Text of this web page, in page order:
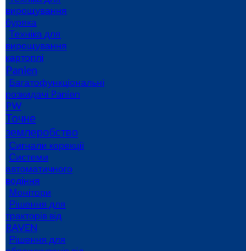
вирощування
буряка
Техніка для
вирощування
картоплі
Panien
Багатофункціональні
розкидачі Panien
PW
Точне
землеробство
Сигнали корекції
Системи
автоматичного
водіння
Монітори
Рішення для
тракторів від
RAVEN
Рішення для